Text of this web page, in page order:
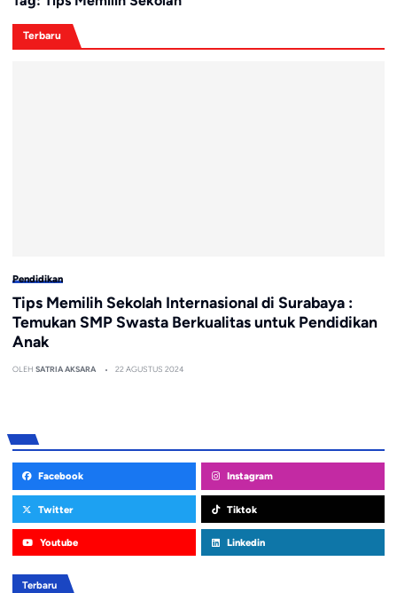
Terbaru
Pendidikan
Tips Memilih Sekolah Internasional di Surabaya :
Temukan SMP Swasta Berkualitas untuk Pendidikan
Anak
OLEH SATRIA AKSARA 22 AGUSTUS 2024
Facebook Instagram
Twitter Tiktok
Youtube Linkedin
Terbaru